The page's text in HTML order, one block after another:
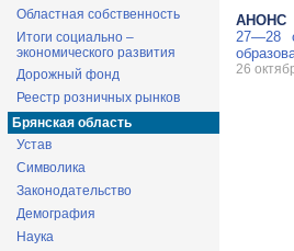
Областная собственность
Итоги социально –
экономического развития
Дорожный фонд
Реестр розничных рынков
Брянская область
Устав
Символика
Законодательство
Демография
Наука
АНОНС
27—28
26